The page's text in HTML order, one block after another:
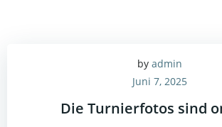
by admin
Juni 7, 2025
Die Turnierfotos sind